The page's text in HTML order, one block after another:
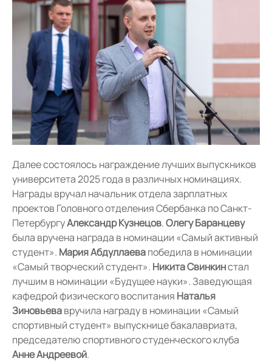
Далее состоялось награждение лучших выпускников
университета 2025 года в различных номинациях.
Награды вручал начальник отдела зарплатных
проектов Головного отделения Сбербанка по Санкт-
ПетербургуАлександр Кузнецов.Олегу Баранцеву
была вручена награда в номинации «Самый активный
студент». Мария Абдуллаевапобедила в номинации
«Самый творческий студент». Никита Свинкинстал
лучшим в номинации «Будущее науки». Заведующая
кафедрой физического воспитания Наталья
Зиновьевавручила награду в номинации «Самый
спортивный студент» выпускнице бакалавриата,
председателю спортивного студенческого клуба
Анне Андреевой.